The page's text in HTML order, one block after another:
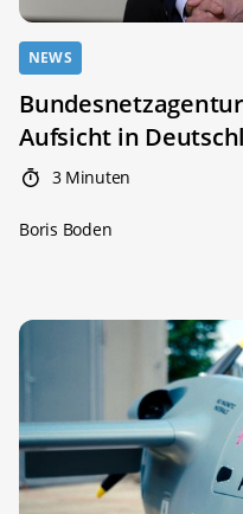
NEWS
Aufsicht in
3 Minuten
Boris Boden